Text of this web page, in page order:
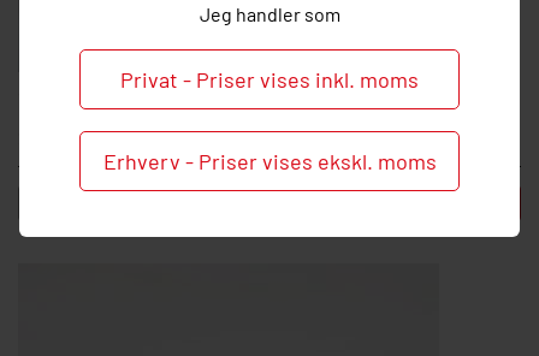
Jeg handler som
Privat - Priser vises inkl. moms
Erhverv - Priser vises ekskl. moms
16 mm clamps rustfri
24,50 DKK inkl. moms